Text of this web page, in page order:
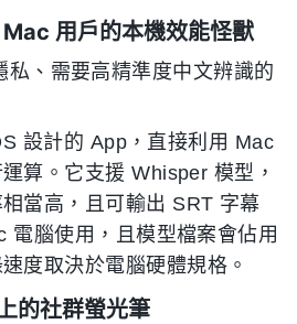
用戶的本機效能怪獸
私、需要高精準度中文辨識的
設計的 App，直接利用 Mac
算。它支援 Whisper 模型，
當高，且可輸出 SRT 字幕
電腦使用，且模型檔案會佔用
度取決於電腦硬體規格。
的社群螢光筆